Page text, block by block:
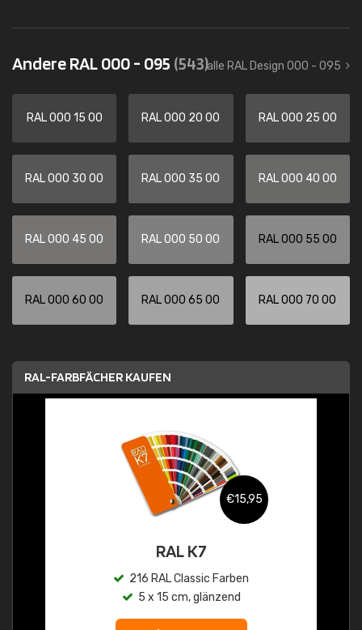
Andere RAL 000 - 095 (543)alle RAL Design 000 - 095
RAL 000 15 00 RAL 000 20 00 RAL 000 25 00
RAL 000 30 00 RAL 000 35 00 RAL 000 40 00
RAL 000 45 00 RAL 000 50 00 RAL 000 55 00
RAL 000 60 00 RAL 000 65 00 RAL 000 70 00
RAL-FARBFÄCHER KAUFEN
€15,95
RAL K7
216 RAL Classic Farben
5 x 15 cm, glänzend